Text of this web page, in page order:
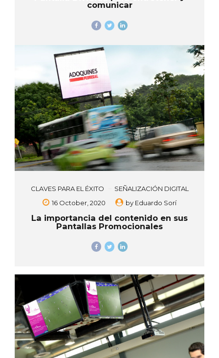
comunicar
CLAVES PARA EL ÉXITO
SEÑALIZACIÓN DIGITAL
16 October, 2020
by Eduardo Sorí
La importancia del contenido en sus
Pantallas Promocionales